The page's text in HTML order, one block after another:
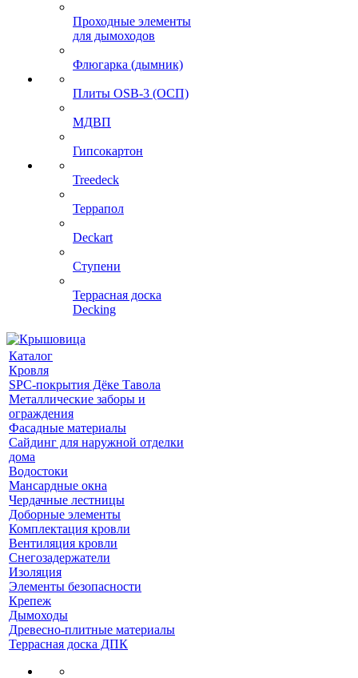
Проходные элементы
для дымоходов
Флюгарка (дымник)
Плиты OSB-3 (ОСП)
МДВП
Гипсокартон
Treedeck
Террапол
Deckart
Ступени
Террасная доска
Decking
Каталог
Кровля
SPC-покрытия Дёке Тавола
Металлические заборы и
ограждения
Фасадные материалы
Сайдинг для наружной отделки
дома
Водостоки
Мансардные окна
Чердачные лестницы
Доборные элементы
Комплектация кровли
Вентиляция кровли
Снегозадержатели
Изоляция
Элементы безопасности
Крепеж
Дымоходы
Древесно-плитные материалы
Террасная доска ДПК